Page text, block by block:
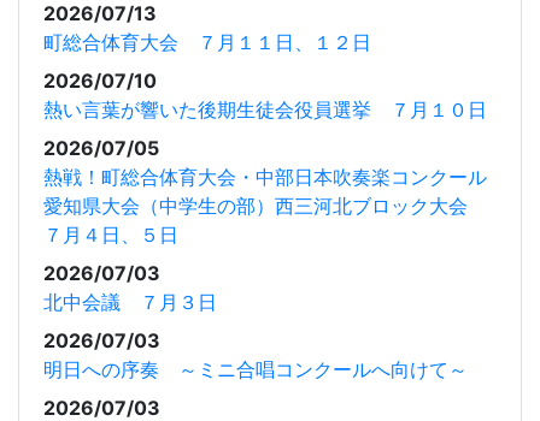
2026/07/13
町総合体育大会 ７月１１日、１２日
2026/07/10
熱い言葉が響いた後期生徒会役員選挙 ７月１０日
2026/07/05
熱戦！町総合体育大会・中部日本吹奏楽コンクール
愛知県大会（中学生の部）西三河北ブロック大会
７月４日、５日
2026/07/03
北中会議 ７月３日
2026/07/03
明日への序奏 ～ミニ合唱コンクールへ向けて～
2026/07/03